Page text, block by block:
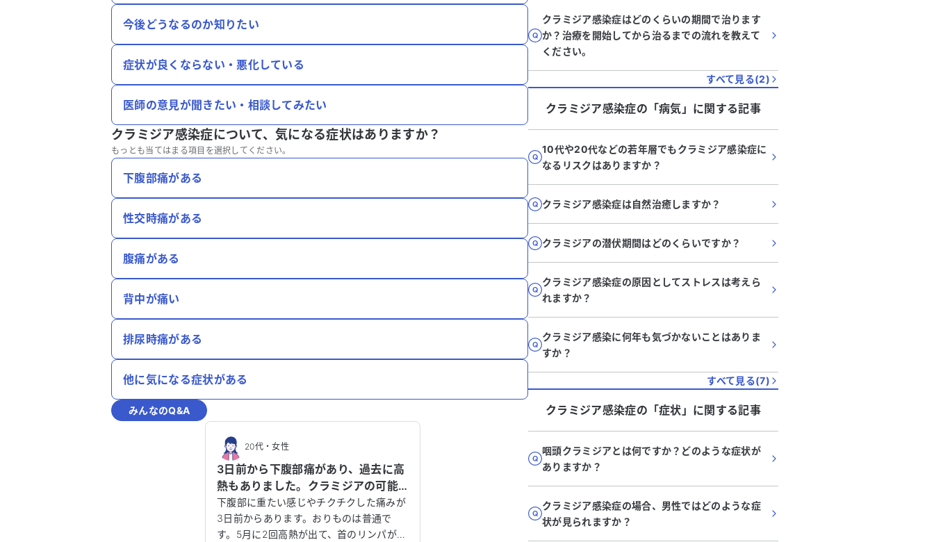
今後どうなるのか知りたい
症状が良くならない・悪化している
医師の意見が聞きたい・相談してみたい
クラミジア感染症について、気になる症状はありますか？
もっとも当てはまる項目を選択してください。
下腹部痛がある
性交時痛がある
腹痛がある
背中が痛い
排尿時痛がある
他に気になる症状がある
みんなのQ&A
20代・女性
3日前から下腹部痛があり、過去に高
熱もありました。クラミジアの可能
性はありますか？
下腹部に重たい感じやチクチクした痛みが
3日前からあります。おりものは普通で
す。5月に2回高熱が出て、首のリンパが腫
クラミジア感染症はどのくらいの期間で治ります
か？治療を開始してから治るまでの流れを教えて
ください。
すべて見る(2)
クラミジア感染症の「病気 」に関する記事
10代や20代などの若年層でもクラミジア感染症に
なるリスクはありますか？
クラミジア感染症は自然治癒しますか？
クラミジアの潜伏期間はどのくらいですか？
クラミジア感染症の原因としてストレスは考えら
れますか？
クラミジア感染に何年も気づかないことはありま
すか？
すべて見る(7)
クラミジア感染症の「症状 」に関する記事
咽頭クラミジアとは何ですか？どのような症状が
ありますか？
クラミジア感染症の場合、男性ではどのような症
状が見られますか？